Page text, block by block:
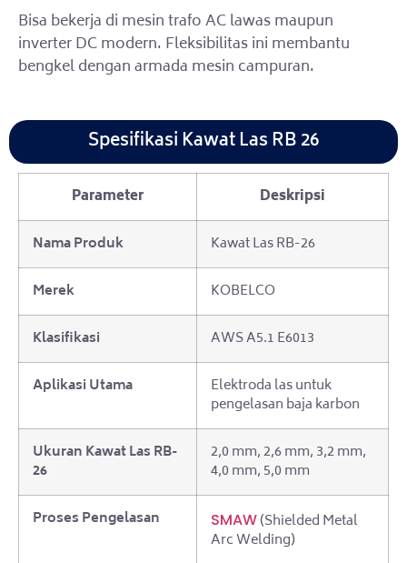
Bisa bekerja di mesin trafo AC lawas maupun
inverter DC modern. Fleksibilitas ini membantu
bengkel dengan armada mesin campuran.
Spesifikasi Kawat Las RB 26
Parameter Deskripsi
Nama Produk Kawat Las RB-26
Merek KOBELCO
Klasifikasi AWS A5.1 E6013
Aplikasi Utama
Elektroda las untuk
pengelasan baja karbon
Ukuran Kawat Las RB-
26
2,0 mm, 2,6 mm, 3,2 mm,
4,0 mm, 5,0 mm
Proses Pengelasan SMAW(Shielded Metal
Arc Welding)